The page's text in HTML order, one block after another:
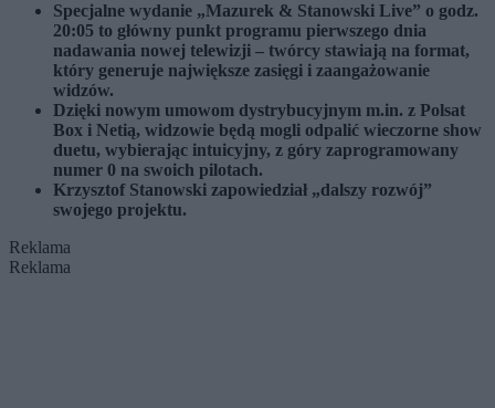
Specjalne wydanie „Mazurek & Stanowski Live” o godz.
20:05 to główny punkt programu pierwszego dnia
nadawania nowej telewizji – twórcy stawiają na format,
który generuje największe zasięgi i zaangażowanie
widzów.
Dzięki nowym umowom dystrybucyjnym m.in. z Polsat
Box i Netią, widzowie będą mogli odpalić wieczorne show
duetu, wybierając intuicyjny, z góry zaprogramowany
numer 0 na swoich pilotach.
Krzysztof Stanowski zapowiedział „dalszy rozwój”
swojego projektu.
Reklama
Reklama